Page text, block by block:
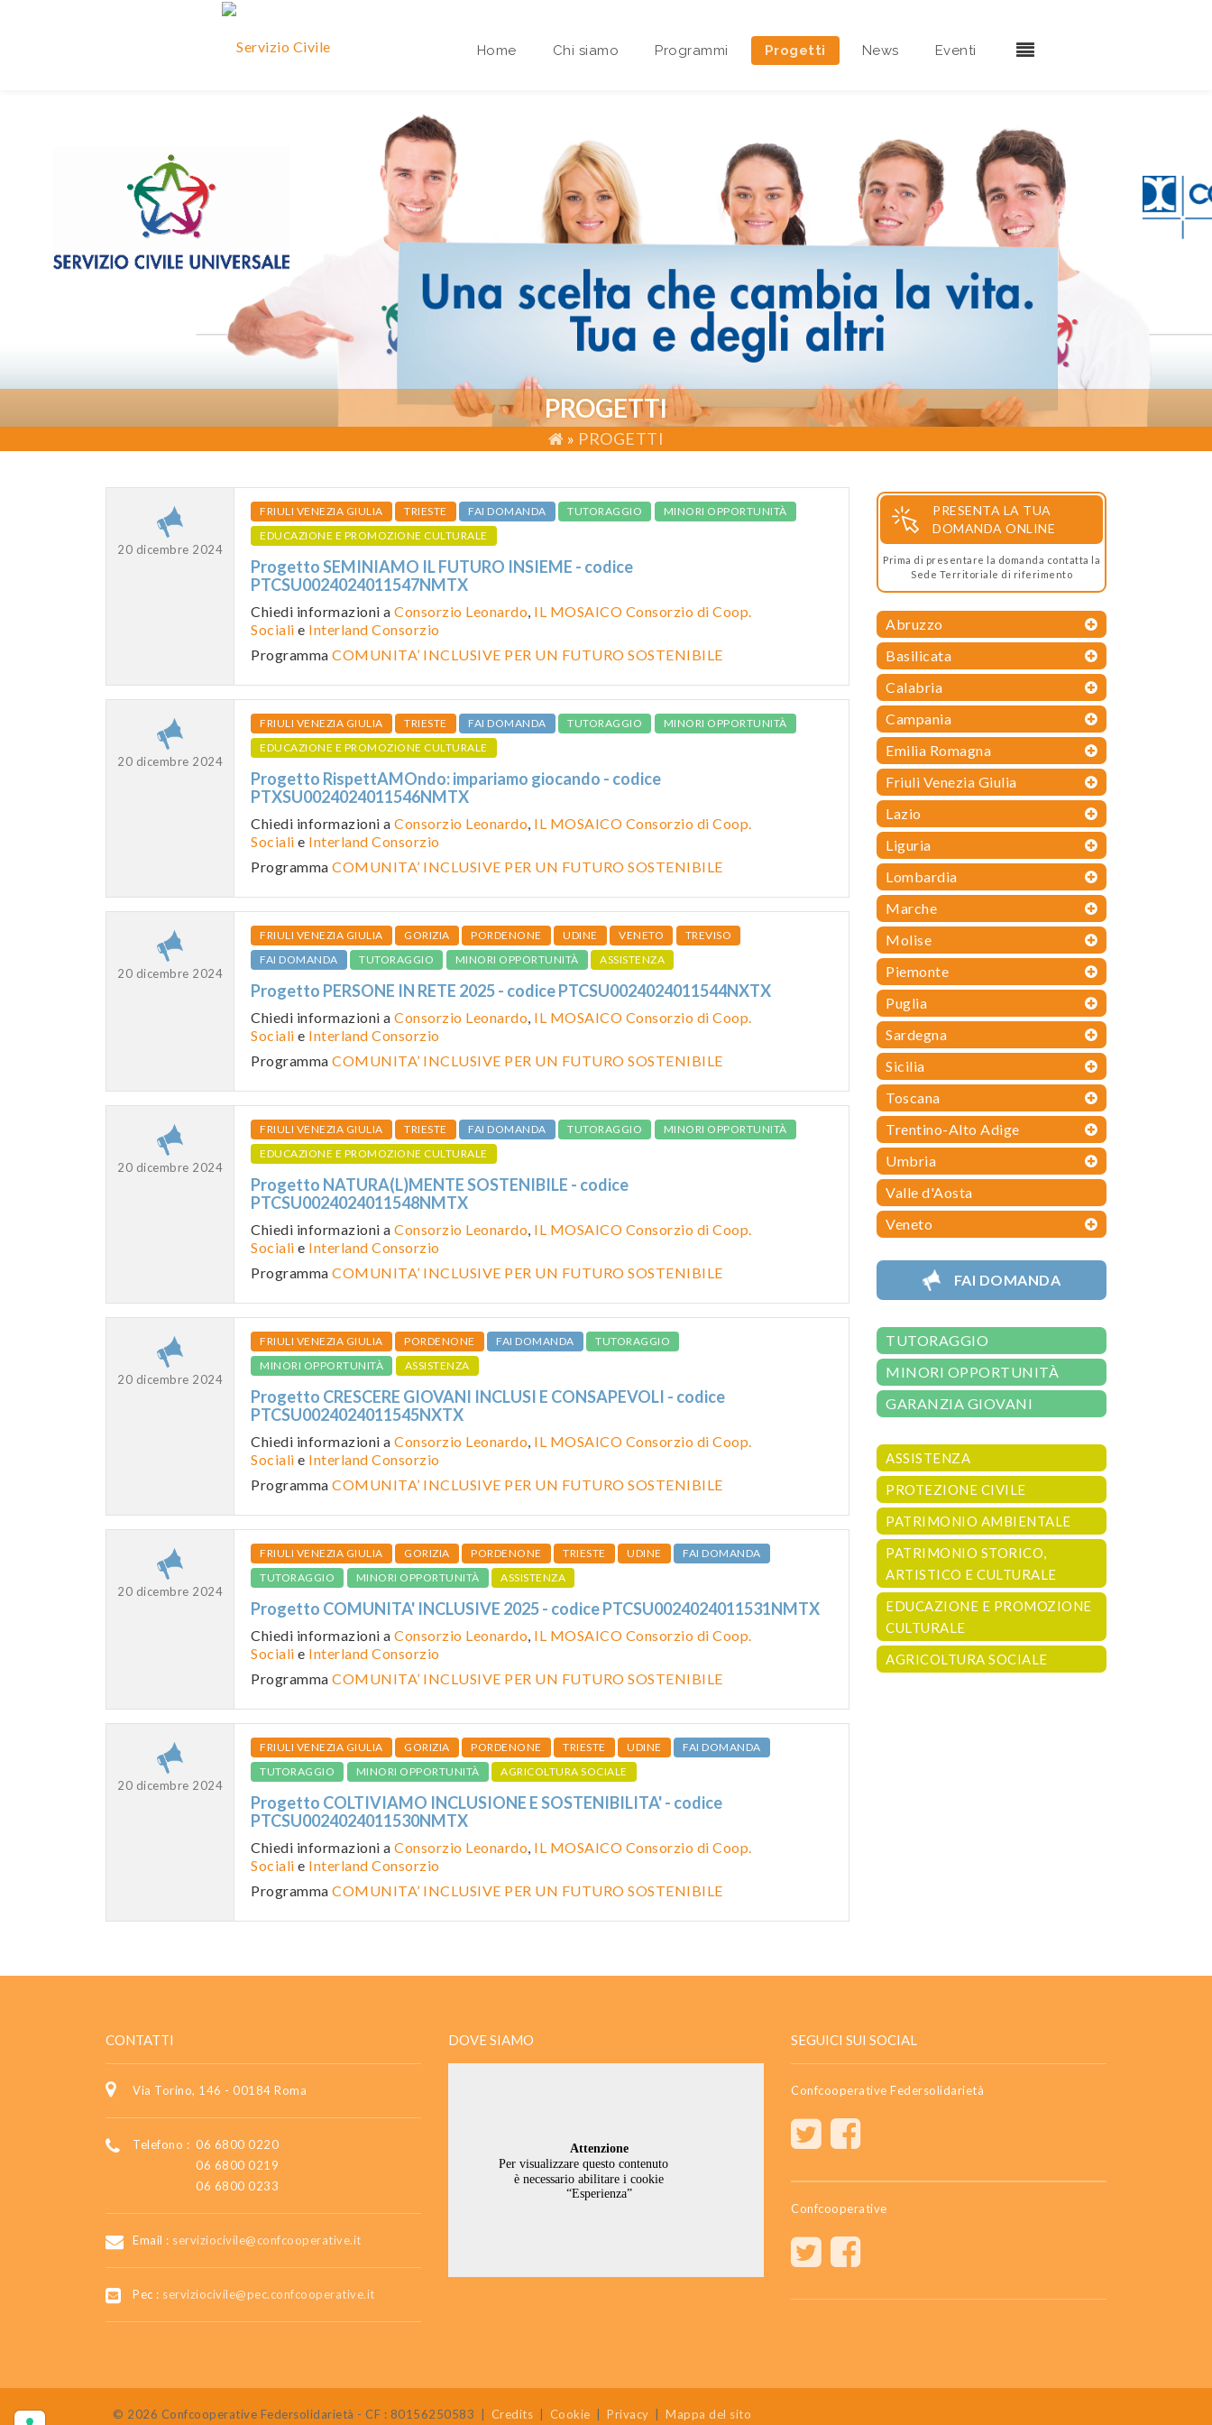
Home Chi siamo
Area riservata Sedi Territoriali
Programmi Progetti News Eventi
PROGETTI
» PROGETTI
20 dicembre 2024
FRIULI VENEZIA GIULIA TRIESTE FAI DOMANDA TUTORAGGIO
MINORI OPPORTUNITÀ
EDUCAZIONE E PROMOZIONE CULTURALE
Progetto SEMINIAMO IL FUTURO INSIEME - codice
PTCSU0024024011547NMTX
Chiedi informazioni a Consorzio Leonardo, IL MOSAICO Consorzio di Coop.
Sociali e Interland Consorzio
Programma COMUNITA’ INCLUSIVE PER UN FUTURO SOSTENIBILE
20 dicembre 2024
FRIULI VENEZIA GIULIA TRIESTE FAI DOMANDA TUTORAGGIO
MINORI OPPORTUNITÀ
EDUCAZIONE E PROMOZIONE CULTURALE
Progetto RispettAMOndo: impariamo giocando - codice
PTXSU0024024011546NMTX
Chiedi informazioni a Consorzio Leonardo, IL MOSAICO Consorzio di Coop.
Sociali e Interland Consorzio
Programma COMUNITA’ INCLUSIVE PER UN FUTURO SOSTENIBILE
20 dicembre 2024
FRIULI VENEZIA GIULIA GORIZIA PORDENONE UDINE VENETO
TREVISO
FAI DOMANDA
TUTORAGGIO MINORI OPPORTUNITÀ ASSISTENZA
Progetto PERSONE IN RETE 2025 - codice PTCSU0024024011544NXTX
Chiedi informazioni a Consorzio Leonardo, IL MOSAICO Consorzio di Coop.
Sociali e Interland Consorzio
Programma COMUNITA’ INCLUSIVE PER UN FUTURO SOSTENIBILE
20 dicembre 2024
FRIULI VENEZIA GIULIA TRIESTE FAI DOMANDA TUTORAGGIO
MINORI OPPORTUNITÀ
EDUCAZIONE E PROMOZIONE CULTURALE
Progetto NATURA(L)MENTE SOSTENIBILE - codice
PTCSU0024024011548NMTX
Chiedi informazioni a Consorzio Leonardo, IL MOSAICO Consorzio di Coop.
Sociali e Interland Consorzio
Programma COMUNITA’ INCLUSIVE PER UN FUTURO SOSTENIBILE
20 dicembre 2024
FRIULI VENEZIA GIULIA PORDENONE FAI DOMANDA
TUTORAGGIO
MINORI OPPORTUNITÀ
ASSISTENZA
Progetto CRESCERE GIOVANI INCLUSI E CONSAPEVOLI - codice
PTCSU0024024011545NXTX
Chiedi informazioni a Consorzio Leonardo, IL MOSAICO Consorzio di Coop.
Sociali e Interland Consorzio
Programma COMUNITA’ INCLUSIVE PER UN FUTURO SOSTENIBILE
20 dicembre 2024
FRIULI VENEZIA GIULIA GORIZIA PORDENONE TRIESTE UDINE
FAI DOMANDA
TUTORAGGIO
MINORI OPPORTUNITÀ ASSISTENZA
Progetto COMUNITA' INCLUSIVE 2025 - codice PTCSU0024024011531NMTX
Chiedi informazioni a Consorzio Leonardo, IL MOSAICO Consorzio di Coop.
Sociali e Interland Consorzio
Programma COMUNITA’ INCLUSIVE PER UN FUTURO SOSTENIBILE
20 dicembre 2024
FRIULI VENEZIA GIULIA GORIZIA PORDENONE TRIESTE UDINE
FAI DOMANDA
TUTORAGGIO
MINORI OPPORTUNITÀ AGRICOLTURA SOCIALE
Progetto COLTIVIAMO INCLUSIONE E SOSTENIBILITA' - codice
PTCSU0024024011530NMTX
Chiedi informazioni a Consorzio Leonardo, IL MOSAICO Consorzio di Coop.
Sociali e Interland Consorzio
Programma COMUNITA’ INCLUSIVE PER UN FUTURO SOSTENIBILE
PRESENTA LA TUA
DOMANDA ONLINE
Prima di presentare la domanda contatta la
Sede Territoriale di riferimento
Abruzzo
Basilicata
Calabria
Campania
Emilia Romagna
Friuli Venezia Giulia
Lazio
Liguria
Lombardia
Marche
Molise
Piemonte
Puglia
Sardegna
Sicilia
Toscana
Trentino-Alto Adige
Umbria
Valle d'Aosta
Veneto
FAI DOMANDA
TUTORAGGIO
MINORI OPPORTUNITÀ
GARANZIA GIOVANI
ASSISTENZA
PROTEZIONE CIVILE
PATRIMONIO AMBIENTALE
PATRIMONIO STORICO,
ARTISTICO E CULTURALE
EDUCAZIONE E PROMOZIONE
CULTURALE
AGRICOLTURA SOCIALE
CONTATTI
Via Torino, 146 - 00184 Roma
Telefono : 06 6800 0220
06 6800 0219
06 6800 0233
Email : serviziocivile@confcooperative.it
Pec : serviziocivile@pec.confcooperative.it
DOVE SIAMO SEGUICI SUI SOCIAL
Confcooperative Federsolidarietà
Confcooperative
© 2026 Confcooperative Federsolidarietà - CF : 80156250583 Credits Cookie Privacy Mappa del sito